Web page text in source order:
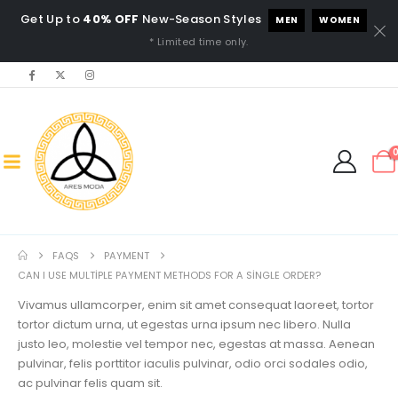
Get Up to 40% OFF New-Season Styles MEN WOMEN
* Limited time only.
FAQS
PAYMENT
CAN I USE MULTIPLE PAYMENT METHODS FOR A SINGLE ORDER?
Vivamus ullamcorper, enim sit amet consequat laoreet, tortor
tortor dictum urna, ut egestas urna ipsum nec libero. Nulla
justo leo, molestie vel tempor nec, egestas at massa. Aenean
pulvinar, felis porttitor iaculis pulvinar, odio orci sodales odio,
ac pulvinar felis quam sit.